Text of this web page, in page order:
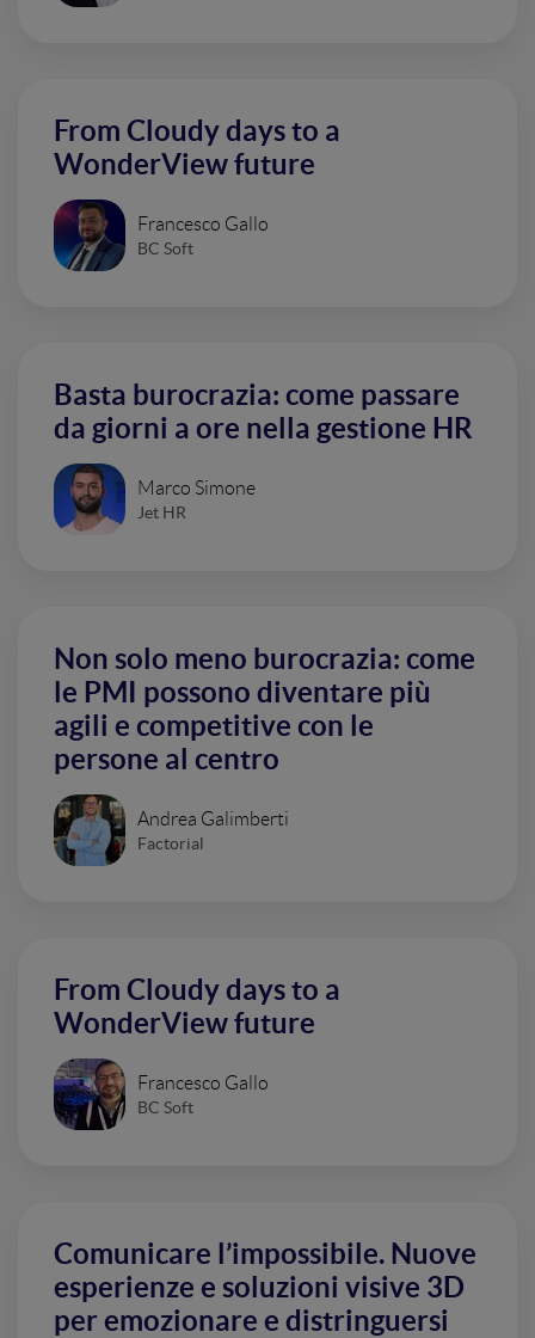
From Cloudy days to a
WonderView future
Francesco Gallo
BC Soft
Basta burocrazia: come passare
da giorni a ore nella gestione HR
Marco Simone
Jet HR
Non solo meno burocrazia: come
le PMI possono diventare più
agili e competitive con le
persone al centro
Andrea Galimberti
Factorial
From Cloudy days to a
WonderView future
Francesco Gallo
BC Soft
Comunicare l’impossibile. Nuove
esperienze e soluzioni visive 3D
per emozionare e distringuersi